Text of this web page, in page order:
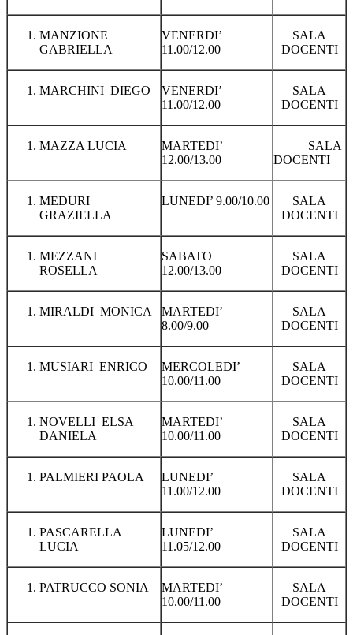
MANZIONE
GABRIELLA
VENERDI’
11.00/12.00
SALA
DOCENTI
MARCHINI DIEGO
VENERDI’
11.00/12.00
SALA
DOCENTI
MAZZA LUCIA
MARTEDI’
12.00/13.00
SALA
DOCENTI
MEDURI
GRAZIELLA
LUNEDI’ 9.00/10.00
SALA
DOCENTI
MEZZANI
ROSELLA
SABATO
12.00/13.00
SALA
DOCENTI
MIRALDI MONICA
MARTEDI’
8.00/9.00
SALA
DOCENTI
MUSIARI ENRICO
MERCOLEDI’
10.00/11.00
SALA
DOCENTI
NOVELLI ELSA
DANIELA
MARTEDI’
10.00/11.00
SALA
DOCENTI
PALMIERI PAOLA
LUNEDI’
11.00/12.00
SALA
DOCENTI
PASCARELLA
LUCIA
LUNEDI’
11.05/12.00
SALA
DOCENTI
PATRUCCO SONIA
MARTEDI’
10.00/11.00
SALA
DOCENTI